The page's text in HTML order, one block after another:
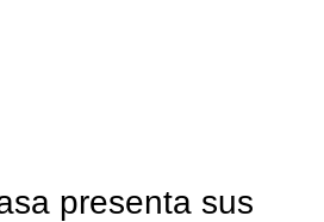
presenta sus